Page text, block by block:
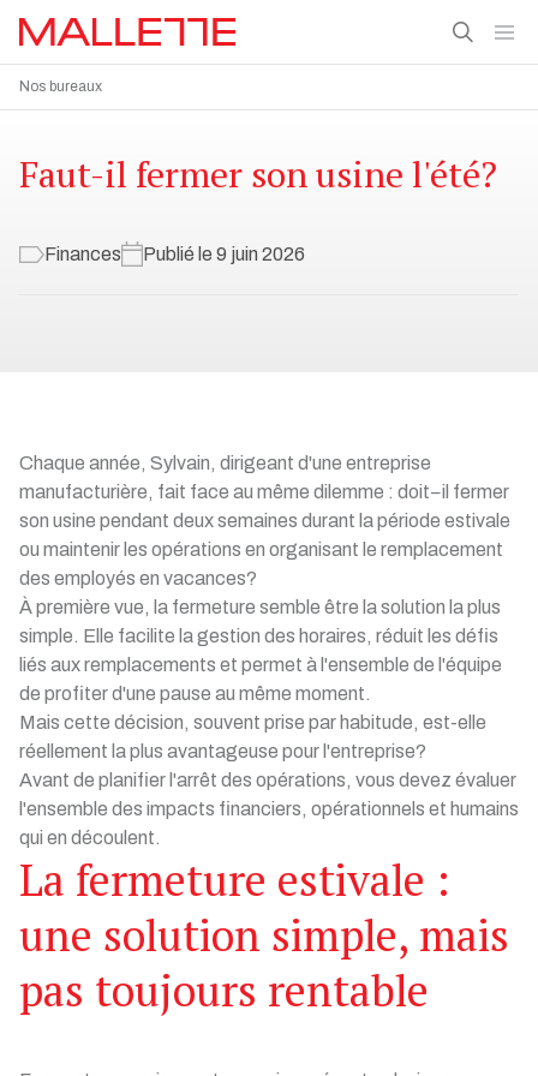
Nos bureaux
Faut-il fermer son usine l'été?
Finances Publié le 9 juin 2026
Chaque année, Sylvain, dirigeant d'une entreprise
manufacturière, fait face au même dilemme : doit−il fermer
son usine pendant deux semaines durant la période estivale
ou maintenir les opérations en organisant le remplacement
des employés en vacances?
À première vue, la fermeture semble être la solution la plus
simple. Elle facilite la gestion des horaires, réduit les défis
liés aux remplacements et permet à l'ensemble de l'équipe
de profiter d'une pause au même moment.
Mais cette décision, souvent prise par habitude, est-elle
réellement la plus avantageuse pour l'entreprise?
Avant de planifier l'arrêt des opérations, vous devez évaluer
l'ensemble des impacts financiers, opérationnels et humains
qui en découlent.
La fermeture estivale :
une solution simple, mais
pas toujours rentable